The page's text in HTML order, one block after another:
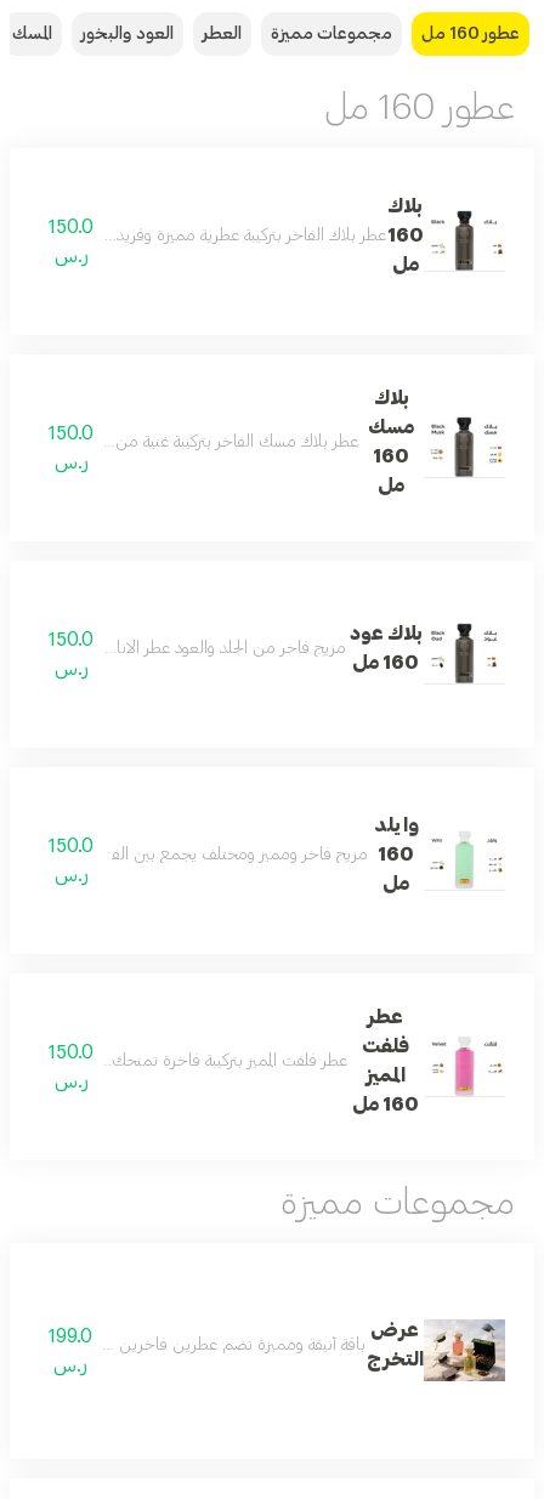
عطور 160 مل مجموعات مميزة العطر العود والبخور المسك
عطور 160 مل
بلاك
160
مل
عطر بلاك الفاخر بتركيبة عطرية مميزة وفريدة بحجم 160 مل يدوم طويلا على البشرة ويمنحك إحساسا بالثقة والأناقة طوال اليوم
150.0
ر.س
بلاك
مسك
160
مل
عطر بلاك مسك الفاخر بتركيبة غنية من الجلد الأنيق
150.0
ر.س
بلاك عود
160 مل
مزيج فاخر من الجلد والعود عطر الاناقه والفخامه
150.0
ر.س
وايلد
160
مل
مزيج فاخر ومميز ومختلف يجمع بين الفانيلا والكمثرى
150.0
ر.س
عطر
فلفت
المميز
160 مل
عطر فلفت المميز بتركيبة فاخرة تمنحك رائحة منعشة
150.0
ر.س
مجموعات مميزة
عرض
التخرج
باقة أنيقة ومميزة تضم عطرين فاخرين مع عود مختار
199.0
ر.س